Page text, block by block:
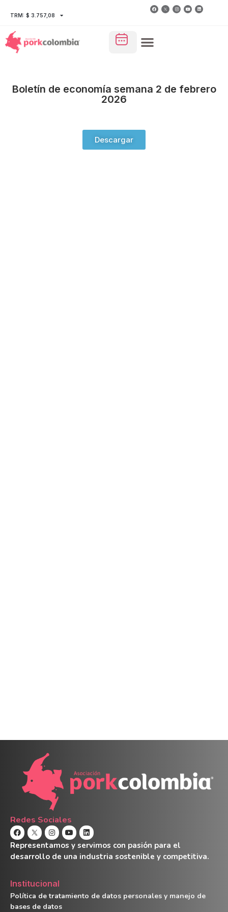
TRM: $ 3.757,08
Boletín de economía semana 2 de febrero
2026
Descargar
Redes Sociales
Representamos y servimos con pasión para el
desarrollo de una industria sostenible y competitiva.
Institucional
Política de tratamiento de datos personales y manejo de
bases de datos